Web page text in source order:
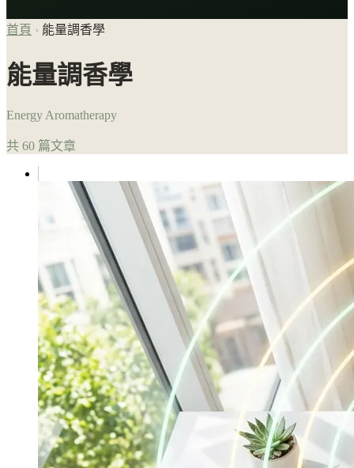
首頁 › 能量調香學
能量調香學
Energy Aromatherapy
共 60 篇文章